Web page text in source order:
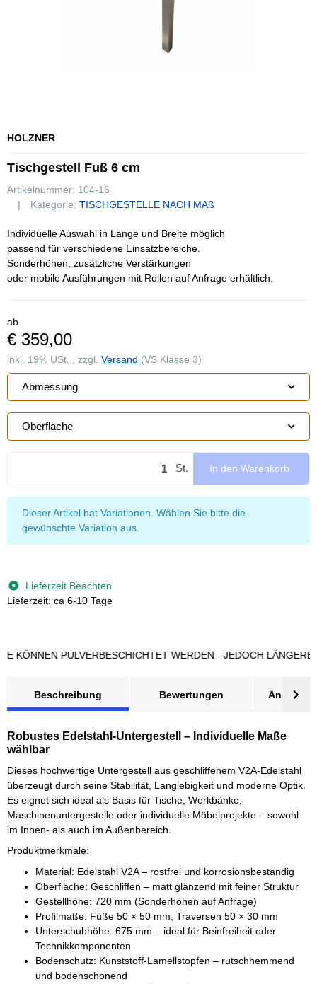
HOLZNER
Tischgestell Fuß 6 cm
Artikelnummer: 104-16
Kategorie: TISCHGESTELLE NACH MAß
Individuelle Auswahl in Länge und Breite möglich
passend für verschiedene Einsatzbereiche.
Sonderhöhen, zusätzliche Verstärkungen
oder mobile Ausführungen mit Rollen auf Anfrage erhältlich.
ab
€ 359,00
inkl. 19% USt. , zzgl. Versand (VS Klasse 3)
Abmessung
Oberfläche
St. In den Warenkorb
x
Dieser Artikel hat Variationen. Wählen Sie bitte die
gewünschte Variation aus.
Lieferzeit Beachten
Lieferzeit: ca 6-10 Tage
PULVERBESCHICHTET WERDEN - JEDOCH LÄNGERE
Beschreibung Bewertungen Angebot
Robustes Edelstahl-Untergestell – Individuelle Maße
wählbar
Dieses hochwertige Untergestell aus geschliffenem V2A-Edelstahl
überzeugt durch seine Stabilität, Langlebigkeit und moderne Optik.
Es eignet sich ideal als Basis für Tische, Werkbänke,
Maschinenuntergestelle oder individuelle Möbelprojekte – sowohl
im Innen- als auch im Außenbereich.
Produktmerkmale:
Material: Edelstahl V2A – rostfrei und korrosionsbeständig
Oberfläche: Geschliffen – matt glänzend mit feiner Struktur
Gestellhöhe: 720 mm (Sonderhöhen auf Anfrage)
Profilmaße: Füße 50 × 50 mm, Traversen 50 × 30 mm
Unterschubhöhe: 675 mm – ideal für Beinfreiheit oder
Technikkomponenten
Bodenschutz: Kunststoff-Lamellstopfen – rutschhemmend
und bodenschonend